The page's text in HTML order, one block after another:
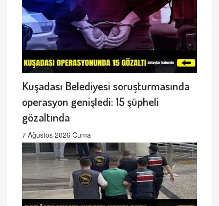
Kuşadası Belediyesi soruşturmasında
operasyon genişledi: 15 şüpheli
gözaltında
7 Ağustos 2026 Cuma